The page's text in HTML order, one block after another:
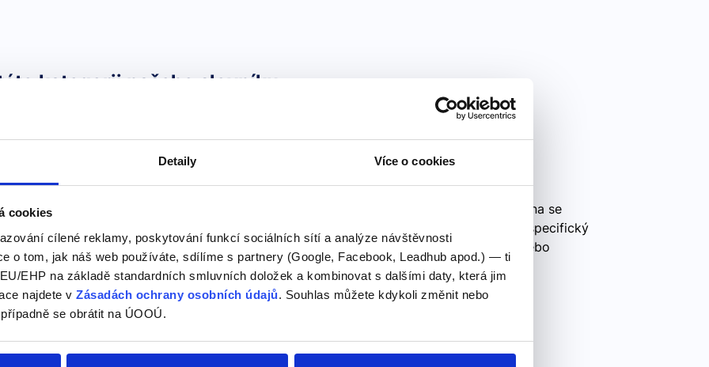
Detaily Více o cookies
cookies
cílené reklamy, poskytování funkcí sociálních sítí a analýze návštěvnosti
o tom, jak náš web používáte, sdílíme s partnery (Google, Facebook, Leadhub apod.) — ti
EHP na základě standardních smluvních doložek a kombinovat s dalšími daty, která jim
najdete v Zásadách ochrany osobních údajů. Souhlas můžete kdykoli změnit nebo
se obrátit na ÚOOÚ.
kategorii našeho slovníku
he
Why doesn’t he
Tázací zájmena (Wh-questions) v angličtině Tázací zájmena se
používají k vytvoření otázek. Každé z těchto zájmen má specifický
význam a použití. Why (proč) Použití: Zjištění důvodu nebo
příčiny. …